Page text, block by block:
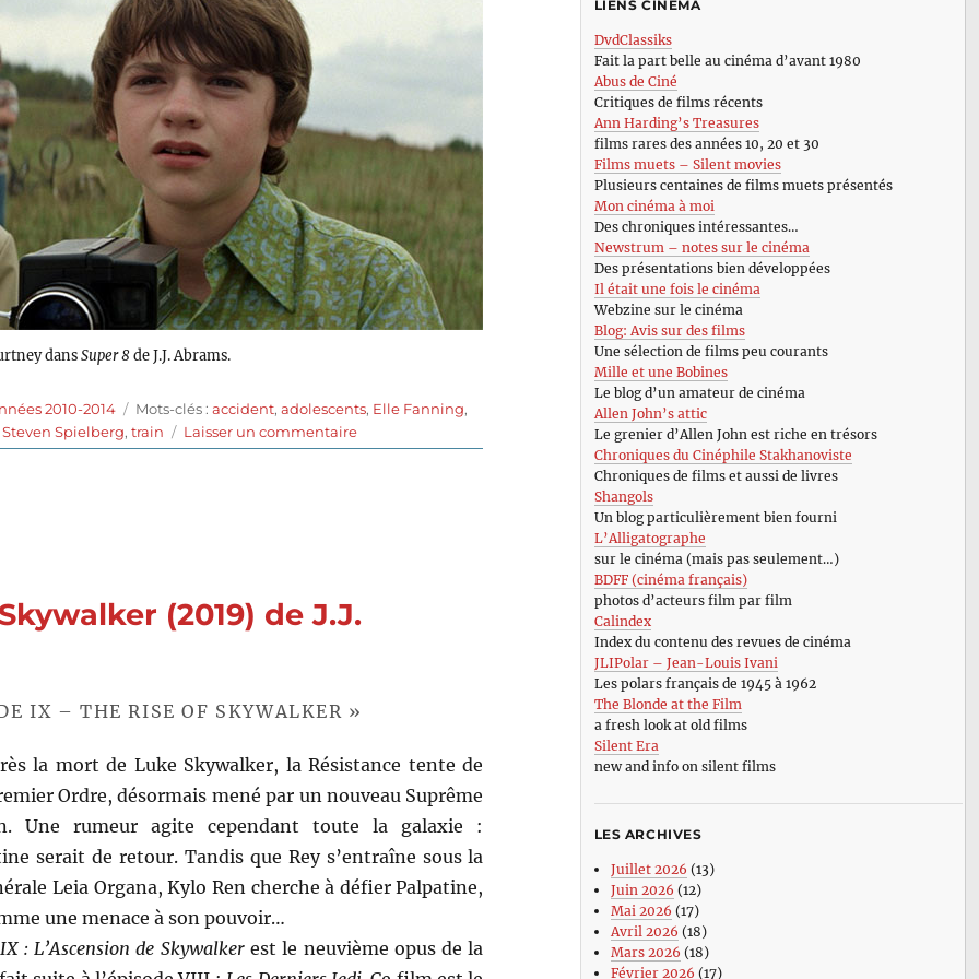
dansSuper 8 de J.J. Abrams.
2010-2014 Étiquettes
Mots-clés :accident,adolescents, Elle Fanning,
Steven Spielberg,train Laisser un commentairesur
Super
(2019) de J.J.
IX – THE RISE OF SKYWALKER »
la mort de Luke Skywalker, la Résistance tente de
Ordre, désormais mené par un nouveau Suprême
Une rumeur agite cependant toute la galaxie :
serait de retour. Tandis que Rey s’entraîne sous la
Leia Organa, Kylo Ren cherche à défier Palpatine,
une menace à son pouvoir…
: L’Ascension de Skywalkerest le neuvième opus de la
LIENS CINÉMA
DvdClassiks
Fait la part belle au cinéma d’avant 1980
Abus de Ciné
Critiques de films récents
Ann Harding’s Treasures
films rares des années 10, 20 et 30
Films muets – Silent movies
Plusieurs centaines de films muets présentés
Mon cinéma à moi
Des chroniques intéressantes…
Newstrum – notes sur le cinéma
Des présentations bien développées
Il était une fois le cinéma
Webzine sur le cinéma
Blog: Avis sur des films
Une sélection de films peu courants
Mille et une Bobines
Le blog d’un amateur de cinéma
Allen John’s attic
Le grenier d’Allen John est riche en trésors
Chroniques du Cinéphile Stakhanoviste
Chroniques de films et aussi de livres
Shangols
Un blog particulièrement bien fourni
L’Alligatographe
sur le cinéma (mais pas seulement…)
BDFF (cinéma français)
photos d’acteurs film par film
Calindex
Index du contenu des revues de cinéma
JLIPolar – Jean-Louis Ivani
Les polars français de 1945 à 1962
The Blonde at the Film
a fresh look at old films
Silent Era
new and info on silent films
LES ARCHIVES
Juillet 2026 (13)
Juin 2026 (12)
Mai 2026 (17)
Avril 2026 (18)
Mars 2026 (18)
Février 2026 (17)